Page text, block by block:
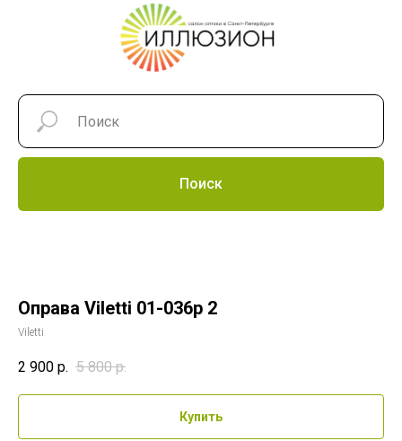
Поиск
Оправа Viletti 01-036p 2
Viletti
2 900 р. 5 800 р.
Купить